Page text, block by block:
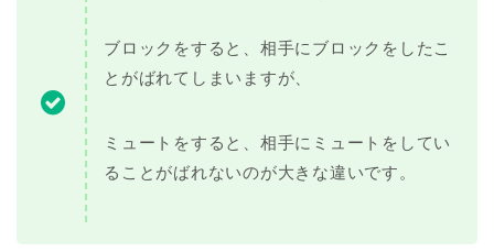
ブロックをすると、相手にブロックをしたこ
とがばれてしまいますが、
ミュートをすると、相手にミュートをしてい
ることがばれないのが大きな違いです。